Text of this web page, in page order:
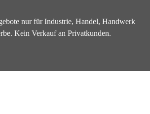
nur für Industrie, Handel, Handwerk
Kein Verkauf an Privatkunden.